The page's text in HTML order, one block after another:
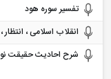
تفسیر سوره هود
انقلاب اسلامی ،
شرح احادیث حقیقت